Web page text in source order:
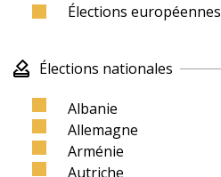
Élections européennes
Élections nationales
Albanie
Allemagne
Arménie
Autriche